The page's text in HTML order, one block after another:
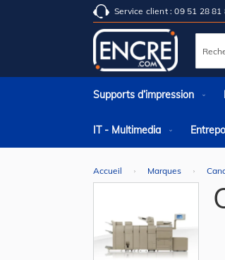
Service client : 09 51 28 81
Supports d’impression
IT - Multimedia
Accueil Marques